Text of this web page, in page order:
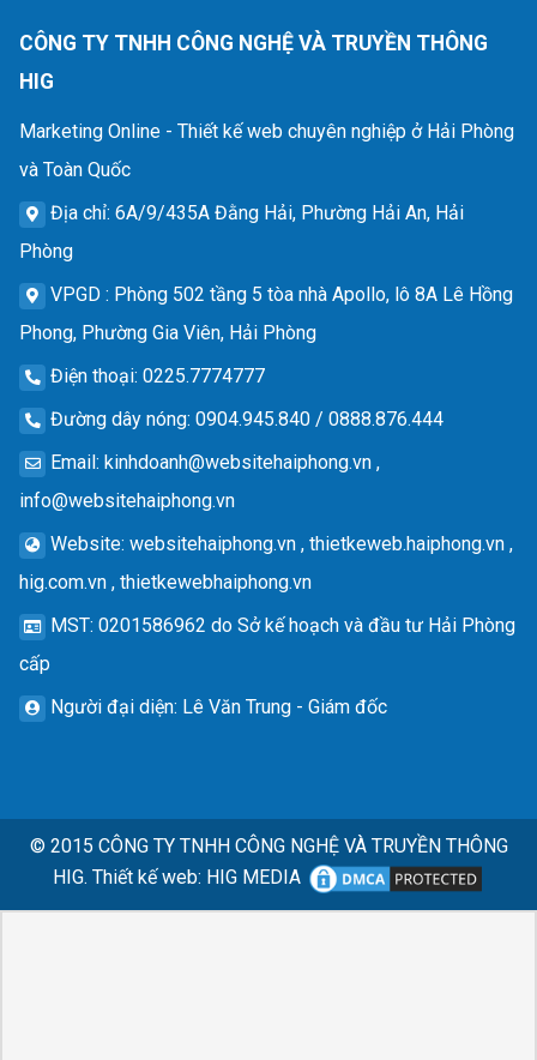
CÔNG TY TNHH CÔNG NGHỆ VÀ TRUYỀN THÔNG
HIG
Marketing Online - Thiết kế web chuyên nghiệp ở Hải Phòng
và Toàn Quốc
Địa chỉ: 6A/9/435A Đằng Hải, Phường Hải An, Hải
Phòng
VPGD : Phòng 502 tầng 5 tòa nhà Apollo, lô 8A Lê Hồng
Phong, Phường Gia Viên, Hải Phòng
Điện thoại: 0225.7774777
Đường dây nóng: 0904.945.840 / 0888.876.444
Email: kinhdoanh@websitehaiphong.vn ,
info@websitehaiphong.vn
Website: websitehaiphong.vn , thietkeweb.haiphong.vn ,
hig.com.vn , thietkewebhaiphong.vn
MST: 0201586962 do Sở kế hoạch và đầu tư Hải Phòng
cấp
Người đại diện: Lê Văn Trung - Giám đốc
© 2015 CÔNG TY TNHH CÔNG NGHỆ VÀ TRUYỀN THÔNG
HIG. Thiết kế web: HIG MEDIA